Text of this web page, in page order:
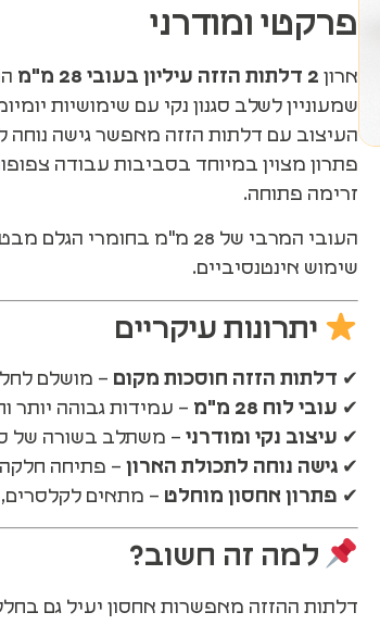
פרקטי ומודרני
ארון 2 דלתות הזזה עיליון בעובי 28 מ"מ
שמעוניין לשלב סגנון נקי עם שימושיות
העיצוב עם דלתות הזזה מאפשר גישה נוחה
פתרון מצוין במיוחד בסביבות עבודה
זרימה פתוחה.
העובי המרבי של 28 מ"מ
שימוש אינטנסיביים.
יתרונות עיקריים
✔ דלתות הזזה חוסכות מקום – מושלם
✔ עובי לוח 28 מ"מ
– עמידות גבוהה יותר
✔ עיצוב נקי ומודרני– משתלב בשורה של
✔ גישה נוחה לתכולת הארון– פתיחה
✔ פתרון אחסון מוחלט – מתאים לקלסרים,
למה זה חשוב?
דלתות ההזזה מאפשרות אחסון יעיל גם